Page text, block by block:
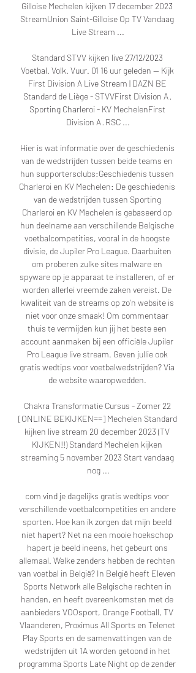
Gilloise Mechelen kijken 17 december 2023
StreamUnion Saint-Gilloise Op TV Vandaag
Live Stream ...
Standard STVV kijken live 27/12/2023
Voetbal. Volk. Vuur. 01 16 uur geleden — Kijk
First Division A Live Stream | DAZN BE
Standard de Liège - STVVFirst Division A ·
Sporting Charleroi - KV MechelenFirst
Division A · RSC ...
Hier is wat informatie over de geschiedenis
van de wedstrijden tussen beide teams en
hun supportersclubs:Geschiedenis tussen
Charleroi en KV Mechelen: De geschiedenis
van de wedstrijden tussen Sporting
Charleroi en KV Mechelen is gebaseerd op
hun deelname aan verschillende Belgische
voetbalcompetities, vooral in de hoogste
divisie, de Jupiler Pro League. Daarbuiten
om proberen zulke sites malware en
spyware op je apparaat te installeren, of er
worden allerlei vreemde zaken vereist. De
kwaliteit van de streams op zo'n website is
niet voor onze smaak! Om commentaar
thuis te vermijden kun jij het beste een
account aanmaken bij een officiële Jupiler
Pro League live stream. Geven jullie ook
gratis wedtips voor voetbalwedstrijden? Via
de website waaropwedden.
Chakra Transformatie Cursus - Zomer 22
[ONLINE BEKIJKEN==] Mechelen Standard
kijken live stream 20 december 2023 (TV
KIJKEN!!) Standard Mechelen kijken
streaming 5 november 2023 Start vandaag
nog ...
com vind je dagelijks gratis wedtips voor
verschillende voetbalcompetities en andere
sporten. Hoe kan ik zorgen dat mijn beeld
niet hapert? Net na een mooie hoekschop
hapert je beeld ineens, het gebeurt ons
allemaal. Welke zenders hebben de rechten
van voetbal in België? In België heeft Eleven
Sports Network alle Belgische rechten in
handen, en heeft overeenkomsten met de
aanbieders VOOsport, Orange Football, TV
Vlaanderen, Proximus All Sports en Telenet
Play Sports en de samenvattingen van de
wedstrijden uit 1A worden getoond in het
programma Sports Late Night op de zender